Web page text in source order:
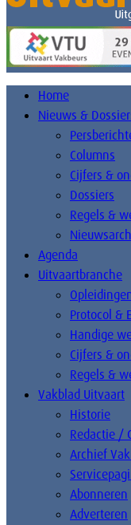
Home
Nieuws &
Columns
Cijfers &
Dossiers
Regels &
Agenda
Uitvaartbranche
Protocol &
Handige
Cijfers &
Regels &
Vakblad Uitvaart
Historie
Redactie /
Archief
Abonneren
Adverteren